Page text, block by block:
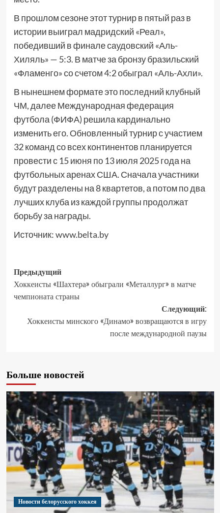
В прошлом сезоне этот турнир в пятый раз в
истории выиграл мадридский «Реал»,
победивший в финале саудовский «Аль-
Хиляль» — 5:3. В матче за бронзу бразильский
«Фламенго» со счетом 4:2 обыграл «Аль-Ахли».
В нынешнем формате это последний клубный
ЧМ, далее Международная федерация
футбола (ФИФА) решила кардинально
изменить его. Обновленный турнир с участием
32 команд со всех континентов планируется
провести с 15 июня по 13 июля 2025 года на
футбольных аренах США. Сначала участники
будут разделены на 8 квартетов, а потом по два
лучших клуба из каждой группы продолжат
борьбу за награды.
Источник:www.belta.by
Предыдущий
Хоккеисты «Шахтера» обыграли «Металлург» в матче
чемпионата страны
Следующий:
Хоккеисты минского «Динамо» возвращаются в игру
после международной паузы
Больше новостей
Новости белорусского хоккея